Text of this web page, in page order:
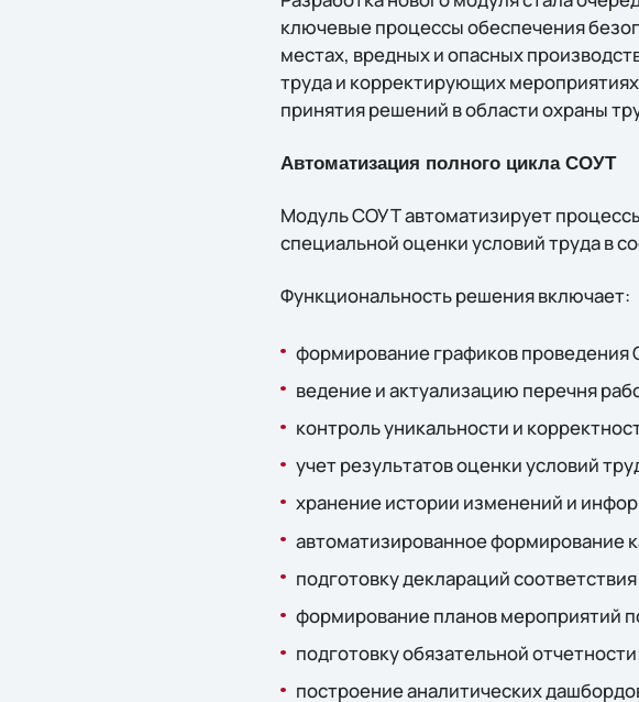
ключевые процессы обеспечения
местах, вредных и опасных
труда и корректирующих
принятия решений в области охраны
Автоматизация полного цикла СОУТ
Модуль СОУТ автоматизирует
специальной оценки условий труда в
Функциональность решения включает:
формирование графиков проведения
ведение и актуализацию перечня
контроль уникальности и
учет результатов оценки условий
хранение истории изменений и
автоматизированное формирование
подготовку деклараций
формирование планов мероприятий
подготовку обязательной
построение аналитических